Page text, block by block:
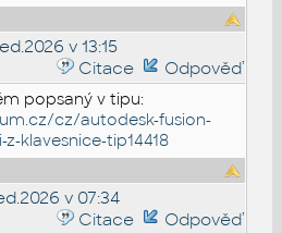
v 13:15
Citace
Odpověď
popsaný v tipu:
cz/autodesk-fusion-
klavesnice-tip14418
v 07:34
Citace
Odpověď